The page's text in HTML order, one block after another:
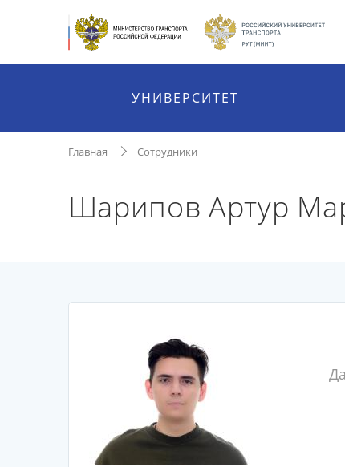
УНИВЕРСИТЕТ
Главная Сотрудники
Шарипов Артур